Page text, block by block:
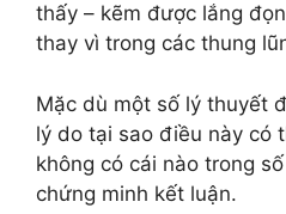
thấy – kẽm được lắng
thay vì trong các thung
Mặc dù một số lý thuyết
lý do tại sao điều này có
không có cái nào trong
chứng minh kết luận.